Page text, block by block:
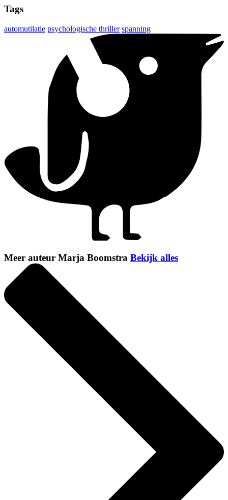
Tags
automutilatie psychologische thriller spanning
Meer auteur Marja Boomstra Bekijk alles